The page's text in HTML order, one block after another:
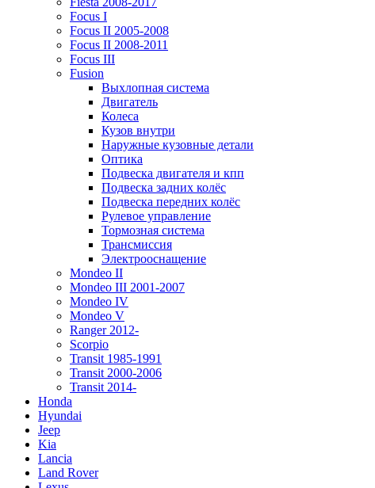
Focus I
Focus II 2005-2008
Focus II 2008-2011
Focus III
Fusion
Выхлопная система
Двигатель
Колеса
Кузов внутри
Наружные кузовные детали
Оптика
Подвеска двигателя и кпп
Подвеска задних колёс
Подвеска передних колёс
Рулевое управление
Тормозная система
Трансмиссия
Электрооснащение
Mondeo II
Mondeo III 2001-2007
Mondeo IV
Mondeo V
Ranger 2012-
Scorpio
Transit 1985-1991
Transit 2000-2006
Transit 2014-
Honda
Hyundai
Jeep
Kia
Lancia
Land Rover